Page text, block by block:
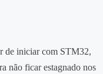
de iniciar com STM32,
não ficar estagnado nos